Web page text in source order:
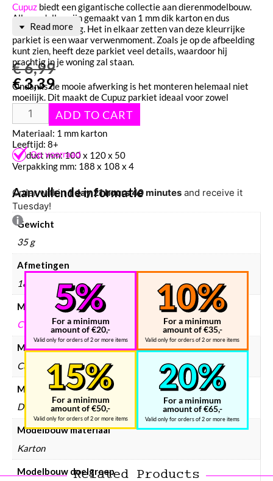
Cupuz biedt een gigantische collectie aan dierenmodelbouw.
Alle modellen zijn gemaakt van 1 mm dik karton en dus
ontzettend stevig. Het in elkaar zetten van deze kleurrijke
parkiet is een waar verwenmoment. Zoals je op de afbeelding
kunt zien, heeft deze parkiet veel details, waardoor hij
prachtig in je woning zal staan.
Ondanks de mooie afwerking is het monteren helemaal niet
moeilijk. Dit maakt de Cupuz parkiet ideaal voor zowel
beginners als ervaren bouwers.
Materiaal: 1 mm karton
Leeftijd: 8+
Product mm: 100 x 120 x 50
Verpakking mm: 188 x 108 x 4
Aanvullende informatie
Gewicht
35 g
Afmetingen
188 × 108 × 4 mm
Merken
CUPUZ
Modelbouw merken
Cupuz
Modelbouw collectie
Dieren
Modelbouw materiaal
Karton
Modelbouw doelgroep
Read more
€6,99
€3,39
Order within1 day 21 hours 40 minutes and receive it
Tuesday!
For a minimum
amount of €20,-
Valid only for orders of 2 or more items
For a minimum
amount of €35,-
Valid only for orders of 2 or more items
For a minimum
amount of €50,-
Valid only for orders of 2 or more items
For a minimum
amount of €65,-
Valid only for orders of 2 or more items
Related Products